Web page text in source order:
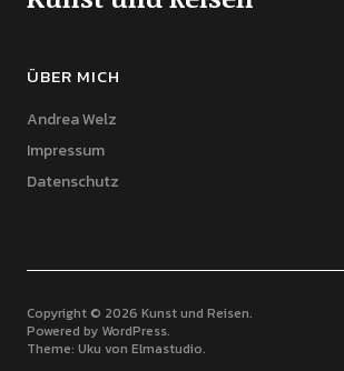
ÜBER MICH
Andrea Welz
Impressum
Datenschutz
Copyright © 2026 Kunst und Reisen
Powered by WordPress
Theme: Uku von Elmastudio